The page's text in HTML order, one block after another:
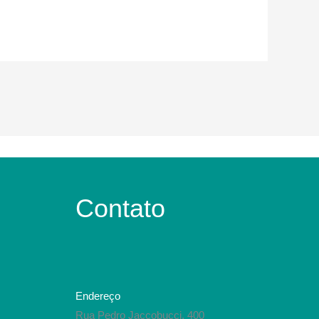
Contato
Endereço
Rua Pedro Jaccobucci, 400